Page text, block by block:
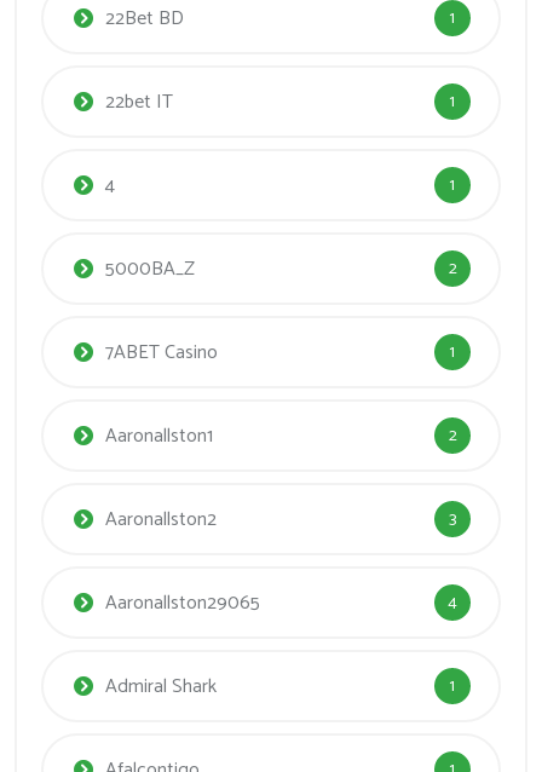
22Bet BD 1
22bet IT 1
4 1
5000BA_Z 2
7ABET Casino 1
Aaronallston1 2
Aaronallston2 3
Aaronallston29065 4
Admiral Shark 1